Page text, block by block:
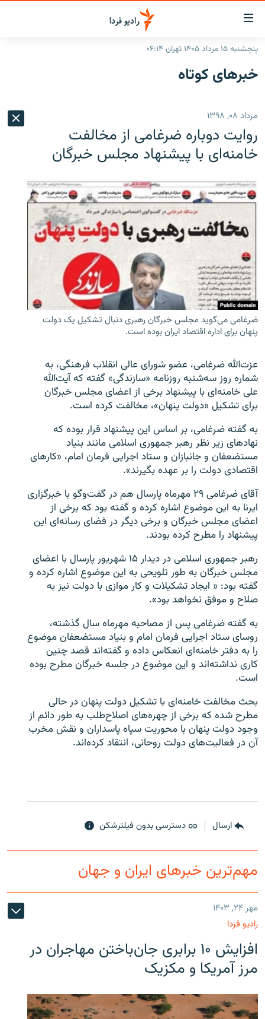
لینک‌های
قابلیت
دسترسی
بازگشت
اصلی
رفتن
صفحه
ایران
رادیو
انتخاب کنید و بشنوید
فرکانس‌ها
پادکست
گزارش‌های تصویری
گزارش‌های ویدئویی
زنان فردا
English
به ما بپیوندید
زبان‌های دیگر
پنجشنبه ۱۵ مرداد ۱۴۰۵ تهران ۰۶:۱۴
خبرهای کوتاه
مرداد ۰۸, ۱۳۹۸
روایت دوباره ضرغامی از مخالفت
خامنه‌ای با پیشنهاد مجلس خبرگان
ضرغامی می‌گوید مجلس خبرگان رهبری دنبال تشکیل یک دولت
پنهان برای اداره اقتصاد ایران بوده است.
عزت‌الله ضرغامی، عضو شورای عالی انقلاب فرهنگی، به
شماره روز سه‌شنبه روزنامه «سازندگی» گفته که آیت‌الله
علی خامنه‌‌ای با پیشنهاد برخی از اعضای مجلس خبرگان
برای تشکیل «دولت پنهان»، مخالفت کرده است.
به گفته ضرغامی، بر اساس این پیشنهاد قرار بوده که
نهادهای زیر نظر رهبر جمهوری اسلامی مانند بنیاد
مستضعفان و جانبازان و ستاد اجرایی فرمان امام، «کارهای
اقتصادی دولت را بر عهده بگیرند».
آقای ضرغامی ۲۹ مهرماه پارسال هم در گفت‌وگو با خبرگزاری
ایرنا به این موضوع اشاره کرده و گفته بود که برخی از
اعضای مجلس خبرگان و برخی دیگر در فضای رسانه‌ای این
پیشنهاد را مطرح کرده‌ بودند.
رهبر جمهوری اسلامی در دیدار ۱۵ شهریور پارسال با اعضای
مجلس خبرگان به طور تلویحی به این موضوع اشاره کرده و
گفته بود: « ایجاد تشکیلات و کار موازی با دولت نیز به
صلاح و موفق نخواهد بود».
به گفته ضرغامی پس از مصاحبه مهرماه سال گذشته،
روسای ستاد اجرایی فرمان امام و بنیاد مستضعفان موضوع
را به دفتر خامنه‌ای انعکاس داده و گفته‌اند قصد چنین
کاری نداشته‌اند و این موضوع در جلسه خبرگان مطرح بوده
است.
بحث مخالفت خامنه‌ای با تشکیل دولت پنهان در حالی
مطرح شده که برخی از چهره‌های اصلاح‌طلب به طور دائم از
وجود دولت پنهان با محوریت سپاه پاسداران و نقش مخرب
آن در فعالیت‌های دولت روحانی، انتقاد کرده‌اند.
ارسال دسترسی بدون فیلترشکن
مهم‌ترین خبرهای ایران و جهان
مهر ۲۴, ۱۴۰۳
رادیو فردا
افزایش ۱۰ برابری جان‌باختن مهاجران در
مرز آمریکا و مکزیک